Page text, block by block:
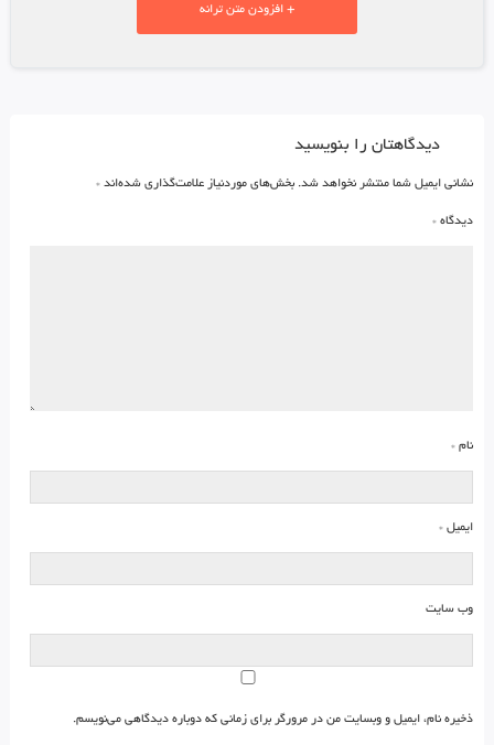
+ افزودن متن ترانه
دیدگاهتان را بنویسید
نشانی ایمیل شما منتشر نخواهد شد. بخش‌های موردنیاز علامت‌گذاری شده‌اند *
دیدگاه *
نام *
ایمیل *
وب‌ سایت
ذخیره نام، ایمیل و وبسایت من در مرورگر برای زمانی که دوباره دیدگاهی می‌نویسم.